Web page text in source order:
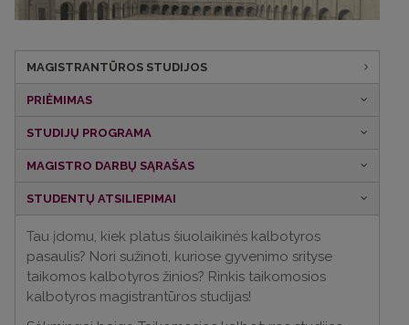
MAGISTRANTŪROS STUDIJOS
PRIĖMIMAS
STUDIJŲ PROGRAMA
MAGISTRO DARBŲ SĄRAŠAS
STUDENTŲ ATSILIEPIMAI
Tau įdomu, kiek platus šiuolaikinės kalbotyros
pasaulis? Nori sužinoti, kuriose gyvenimo srityse
taikomos kalbotyros žinios? Rinkis taikomosios
kalbotyros magistrantūros studijas!